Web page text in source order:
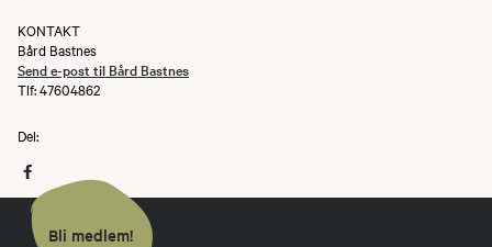
KONTAKT
Bård Bastnes
Send e-post til Bård Bastnes
Tlf: 47604862
Del:
Bli medlem!